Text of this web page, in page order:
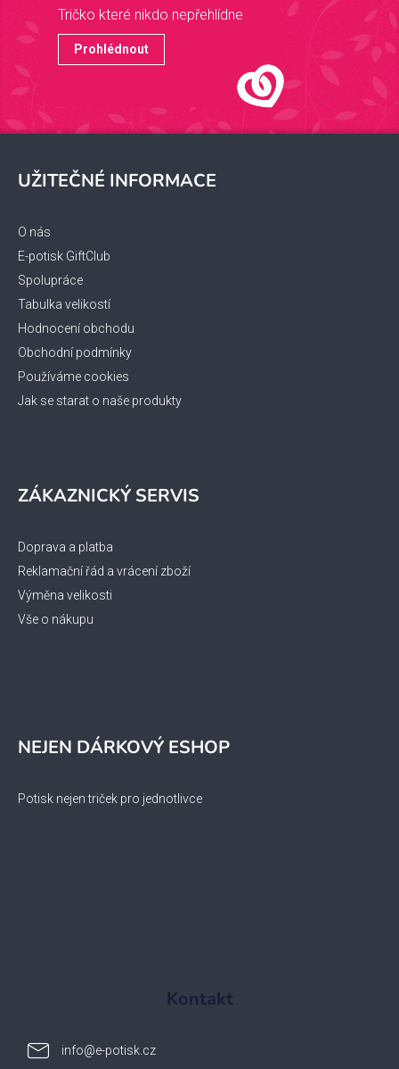
Tričko které nikdo nepřehlídne
Prohlédnout
UŽITEČNÉ INFORMACE
O nás
E-potisk GiftClub
Spolupráce
Tabulka velikostí
Hodnocení obchodu
Obchodní podmínky
Používáme cookies
Jak se starat o naše produkty
ZÁKAZNICKÝ SERVIS
Doprava a platba
Reklamační řád a vrácení zboží
Výměna velikosti
Vše o nákupu
NEJEN DÁRKOVÝ ESHOP
Potisk nejen triček pro jednotlivce
Kontakt
info@e-potisk.cz